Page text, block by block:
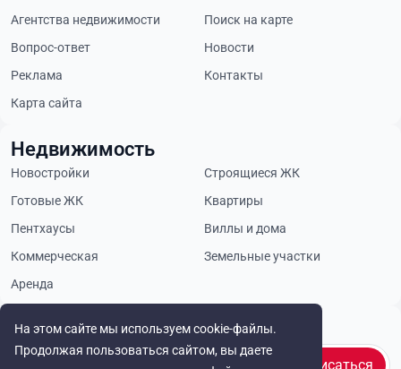
На этом сайте мы используем cookie-файлы.
Продолжая пользоваться сайтом, вы даете
Будьте в курсе
Подписаться
Агентства недвижимости
Поиск на карте
Вопрос-ответ
Новости
Реклама
Контакты
Карта сайта
Недвижимость
Новостройки
Строящиеся ЖК
Готовые ЖК
Квартиры
Пентхаусы
Виллы и дома
Коммерческая
Земельные участки
Аренда